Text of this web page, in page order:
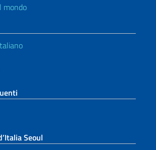
mondo
Seoul